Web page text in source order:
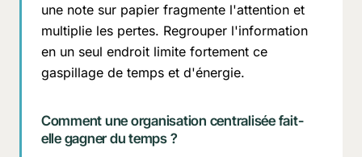
une note sur papier fragmente l'attention et
multiplie les pertes. Regrouper l'information
en un seul endroit limite fortement ce
gaspillage de temps et d'énergie.
Comment une organisation centralisée fait-
elle gagner du temps ?